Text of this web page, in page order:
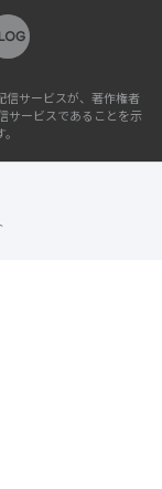
信サービスが、著作権者
サービスであることを示